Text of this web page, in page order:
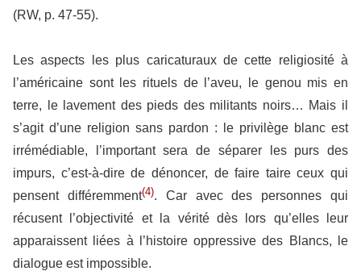
(RW, p. 47-55).
Les aspects les plus caricaturaux de cette religiosité à
l’américaine sont les rituels de l’aveu, le genou mis en
terre, le lavement des pieds des militants noirs… Mais il
s’agit d’une religion sans pardon : le privilège blanc est
irrémédiable, l’important sera de séparer les purs des
impurs, c’est-à-dire de dénoncer, de faire taire ceux qui
pensent différemment(4). Car avec des personnes qui
récusent l’objectivité et la vérité dès lors qu’elles leur
apparaissent liées à l’histoire oppressive des Blancs, le
dialogue est impossible.